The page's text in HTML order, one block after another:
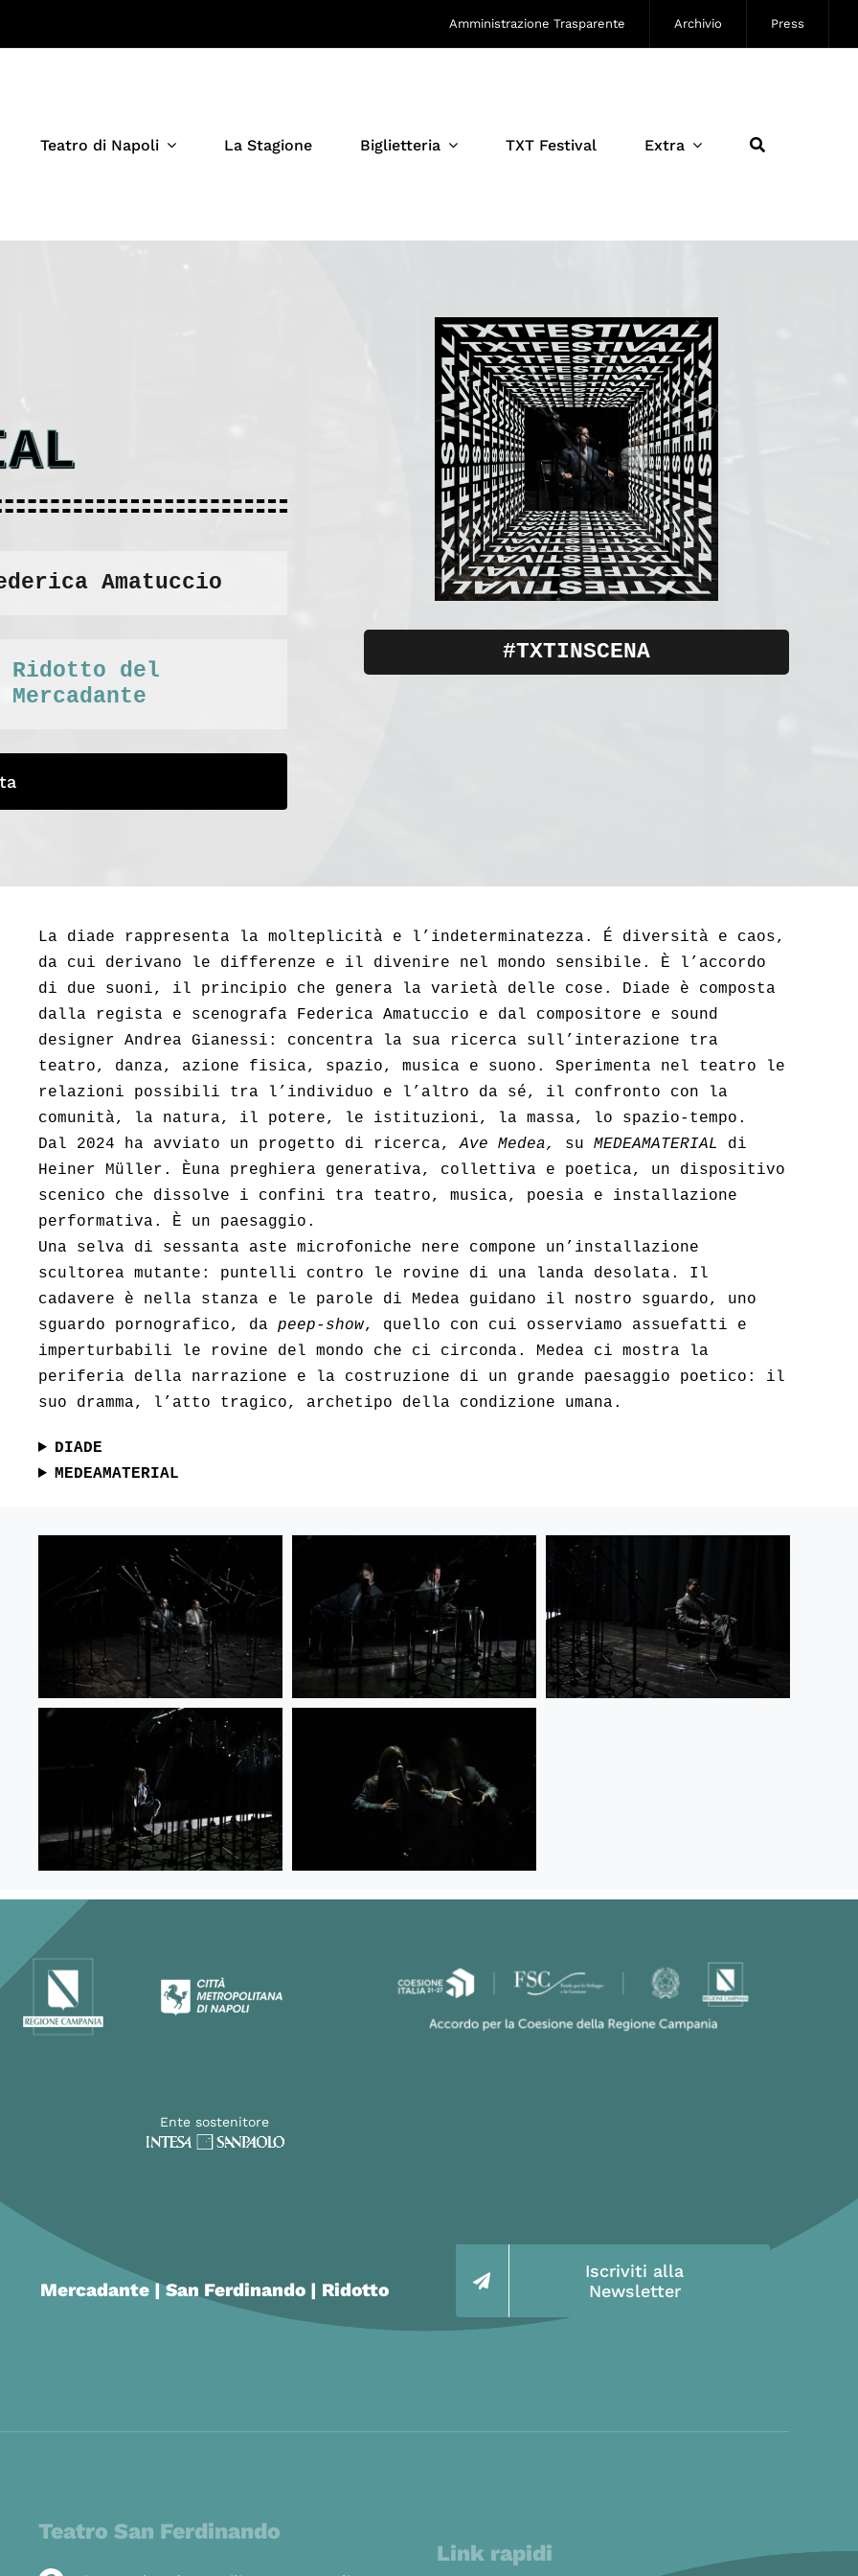
Amministrazione Trasparente Archivio Press
Teatro di Napoli La Stagione Biglietteria TXT Festival Extra
Amatuccio
Ridotto del
Mercadante
#TXTINSCENA
La diade rappresenta la molteplicità e l’indeterminatezza. É diversità e caos,
da cui derivano le differenze e il divenire nel mondo sensibile. È l’accordo
di due suoni, il principio che genera la varietà delle cose. Diade è composta
dalla regista e scenografa Federica Amatuccio e dal compositore e sound
designer Andrea Gianessi: concentra la sua ricerca sull’interazione tra
teatro, danza, azione fisica, spazio, musica e suono. Sperimenta nel teatro le
relazioni possibili tra l’individuo e l’altro da sé, il confronto con la
comunità, la natura, il potere, le istituzioni, la massa, lo spazio-tempo.
Dal 2024 ha avviato un progetto di ricerca,Ave Medea, su MEDEAMATERIAL
di
Heiner Müller. Èuna preghiera generativa, collettiva e poetica, un dispositivo
scenico che dissolve i confini tra teatro, musica, poesia e installazione
performativa. È un paesaggio.
Una selva di sessanta aste microfoniche nere compone un’installazione
scultorea mutante: puntelli contro le rovine di una landa desolata. Il
cadavere è nella stanza e le parole di Medea guidano il nostro sguardo, uno
sguardo pornografico, da peep-show, quello con cui osserviamo assuefatti e
imperturbabili le rovine del mondo che ci circonda. Medea ci mostra la
periferia della narrazione e la costruzione di un grande paesaggio poetico: il
suo dramma, l’atto tragico, archetipo della condizione umana.
DIADE
MEDEAMATERIAL
Ente sostenitore
Mercadante | San Ferdinando | Ridotto
Iscriviti alla
Newsletter
Teatro San Ferdinando
Link rapidi